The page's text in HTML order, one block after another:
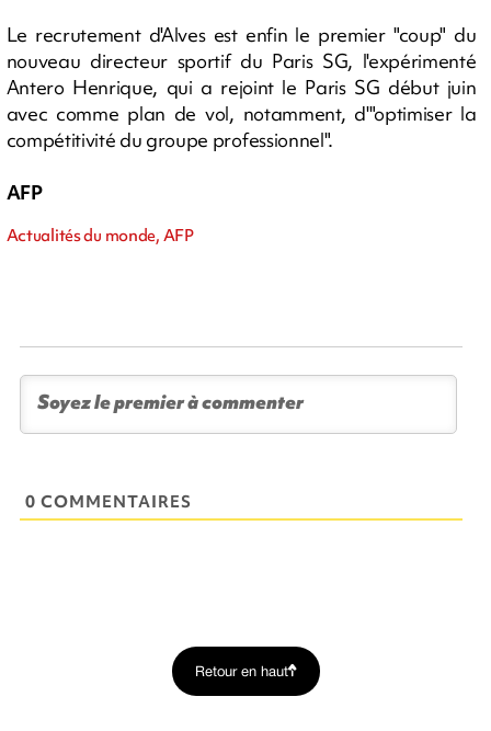
Le recrutement d'Alves est enfin le premier "coup" du
nouveau directeur sportif du Paris SG, l'expérimenté
Antero Henrique, qui a rejoint le Paris SG début juin
avec comme plan de vol, notamment, d'"optimiser la
compétitivité du groupe professionnel".
AFP
Actualités du monde, AFP
0 COMMENTAIRES
Retour en haut